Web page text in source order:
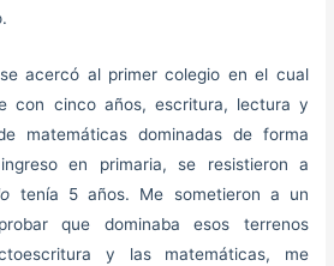
acercó al primer colegio en el cual
con cinco años, escritura, lectura y
matemáticas dominadas de forma
en primaria, se resistieron a
tenía 5 años. Me sometieron a un
que dominaba esos terrenos
y las matemáticas, me